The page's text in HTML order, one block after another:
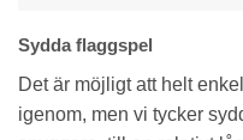
Sydda flaggspel
Det är möjligt att helt
igenom, men vi tycker